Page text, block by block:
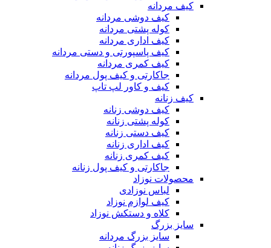
کیف مردانه
کیف دوشی مردانه
کوله پشتی مردانه
کیف اداری مردانه
کیف پاسپورتی و دستی مردانه
کیف کمری مردانه
جاکارتی و کیف پول مردانه
کیف و کاور لپ تاپ
کیف زنانه
کیف دوشی زنانه
کوله پشتی زنانه
کیف دستی زنانه
کیف اداری زنانه
کیف کمری زنانه
جاکارتی و کیف پول زنانه
محصولات نوزاد
لباس نوزادی
کیف لوازم نوزاد
کلاه و دستکش نوزاد
سایز بزرگ
سایز بزرگ مردانه